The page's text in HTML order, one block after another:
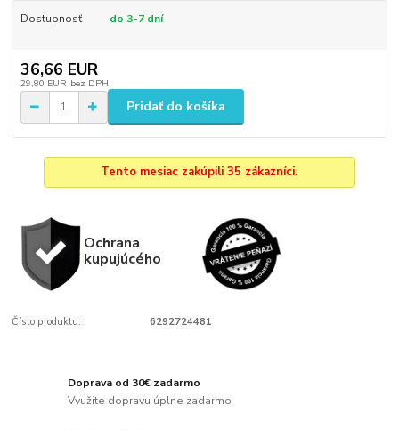
Dostupnosť do 3-7 dní
36,66 EUR
29,80 EUR bez DPH
Pridať do košíka
Tento mesiac zakúpili 35 zákazníci.
Ochrana
kupujúcého
Číslo produktu: 6292724481
Doprava od 30€ zadarmo
Využite dopravu úplne zadarmo